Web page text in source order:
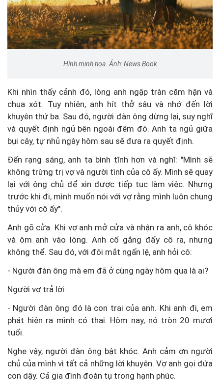
Hình minh họa. Ảnh: News Book
Khi nhìn thấy cảnh đó, lòng anh ngập tràn căm hận và
chua xót. Tuy nhiên, anh hít thở sâu và nhớ đến lời
khuyên thứ ba. Sau đó, người đàn ông dừng lại, suy nghĩ
và quyết định ngủ bên ngoài đêm đó. Anh ta ngủ giữa
bụi cây, tự nhủ ngày hôm sau sẽ đưa ra quyết định.
Đến rạng sáng, anh ta bình tĩnh hơn và nghĩ: "Mình sẽ
không trừng trị vợ và người tình của cô ấy. Mình sẽ quay
lại với ông chủ để xin được tiếp tục làm việc. Nhưng
trước khi đi, mình muốn nói với vợ rằng mình luôn chung
thủy với cô ấy".
Anh gõ cửa. Khi vợ anh mở cửa và nhận ra anh, cô khóc
và ôm anh vào lòng. Anh cố gắng đẩy cô ra, nhưng
không thể. Sau đó, với đôi mắt ngấn lệ, anh hỏi cô:
- Người đàn ông mà em đã ở cùng ngày hôm qua là ai?
Người vợ trả lời:
- Người đàn ông đó là con trai của anh. Khi anh đi, em
phát hiện ra mình có thai. Hôm nay, nó tròn 20 mươi
tuổi.
Nghe vậy, người đàn ông bật khóc. Anh cảm ơn người
chủ của mình vì tất cả những lời khuyên. Vợ anh gọi đứa
con dậy. Cả gia đình đoàn tụ trong hạnh phúc.